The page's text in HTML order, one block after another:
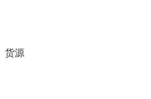
货源